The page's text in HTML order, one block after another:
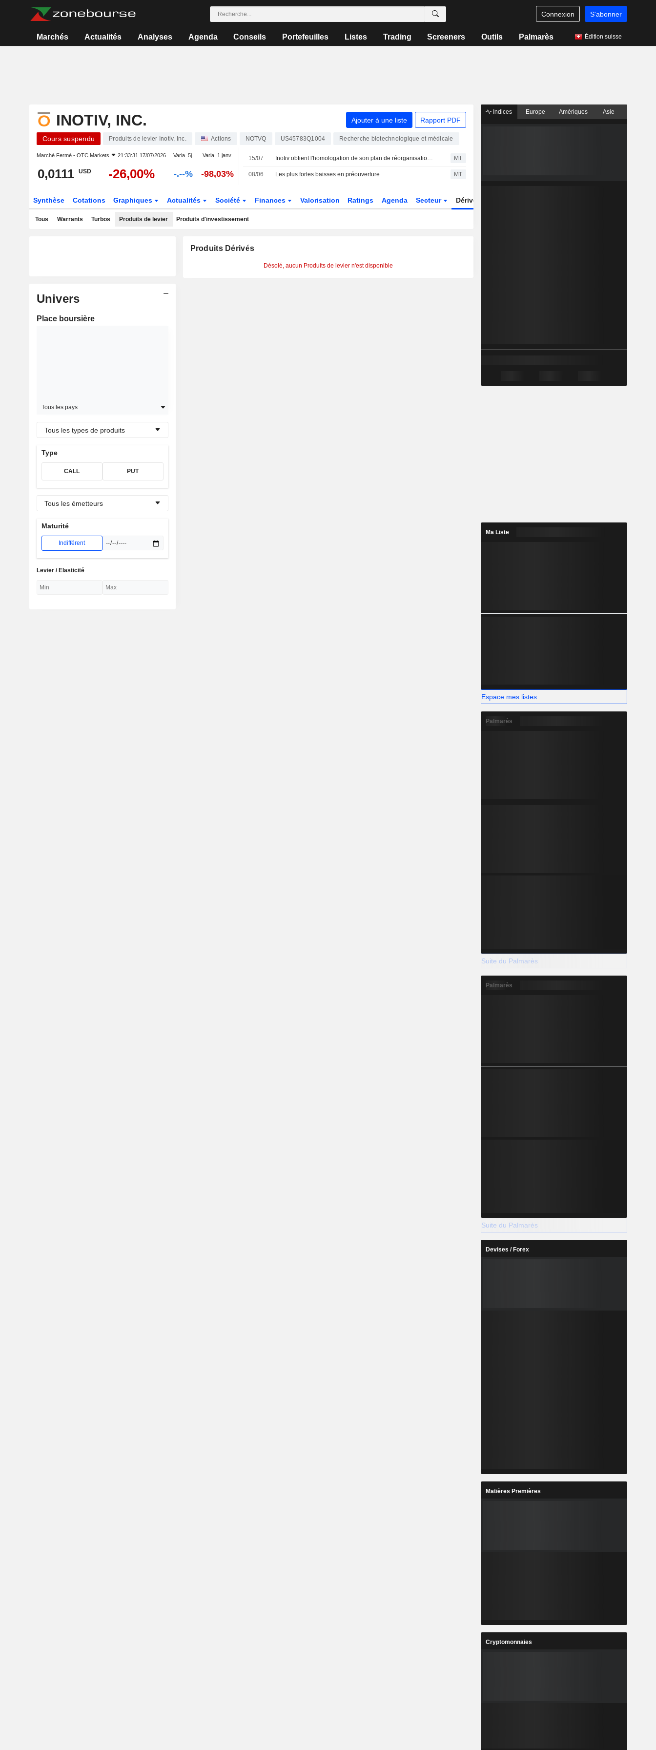
Connexion S'abonner
Marchés Actualités Analyses Agenda Conseils Portefeuilles Listes Trading Screeners Outils Palmarès Édition suisse
INOTIV, INC. Ajouter à une liste Rapport PDF
Cours suspendu Produits de levier Inotiv, Inc. Actions NOTVQ US45783Q1004 Recherche biotechnologique et médicale
Marché Fermé - OTC Markets 21:33:31 17/07/2026 Varia. 5j. Varia. 1 janv.
0,0111 USD -26,00% -.--% -98,03%
15/07 Inotiv obtient l'homologation de son plan de réorganisation par le tribunal MT
08/06 Les plus fortes baisses en préouverture MT
Synthèse Cotations Graphiques Actualités Société Finances Valorisation Ratings Agenda Secteur Dérivés
Tous Warrants Turbos Produits de levier Produits d'investissement
Univers
Place boursière
Tous les pays
Tous les types de produits
Type
CALL PUT
Tous les émetteurs
Maturité
Indifférent
Levier / Elasticité
Produits Dérivés
Désolé, aucun Produits de levier n'est disponible
Indices Europe Amériques Asie
Ma Liste
Espace mes listes
Palmarès
Suite du Palmarès
Palmarès
Suite du Palmarès
Devises / Forex
Matières Premières
Cryptomonnaies